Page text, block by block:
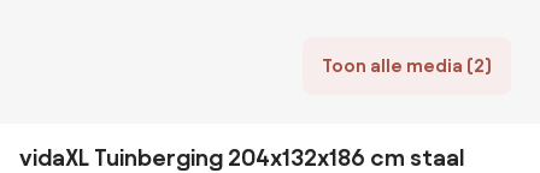
Toon alle media (2)
vidaXL Tuinberging 204x132x186 cm staal